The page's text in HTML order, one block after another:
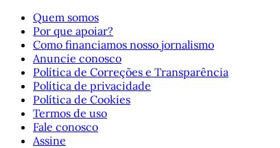
Quem somos
Por que apoiar?
Como financiamos nosso jornalismo
Anuncie conosco
Política de Correções e Transparência
Política de privacidade
Política de Cookies
Termos de uso
Fale conosco
Assine